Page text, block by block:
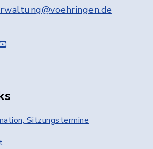
youtube
Sitzungstermine